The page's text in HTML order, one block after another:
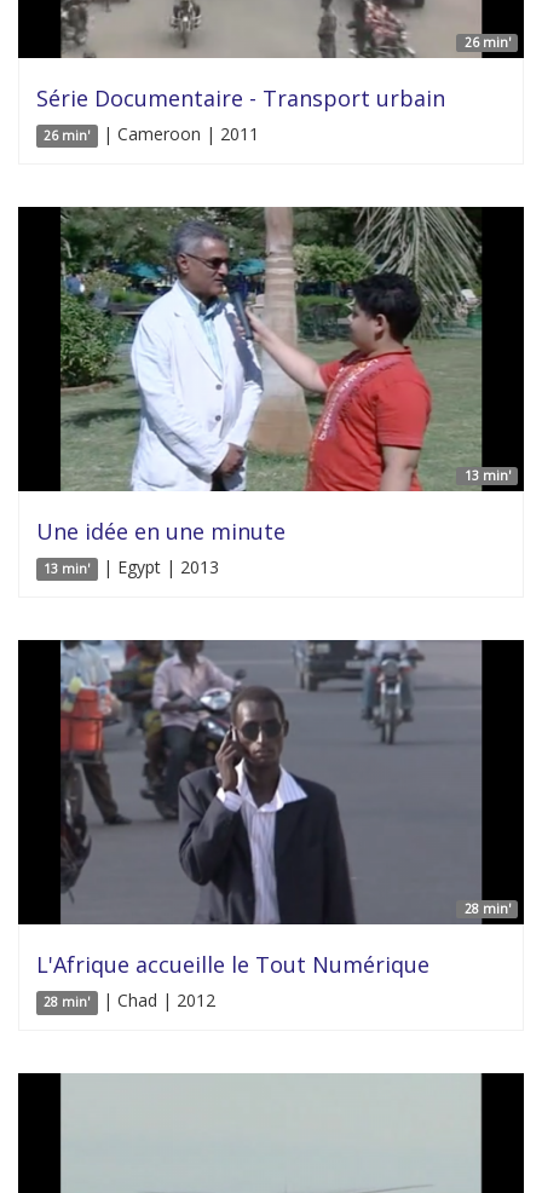
26 min'
Série Documentaire - Transport urbain
26 min' | Cameroon | 2011
13 min'
Une idée en une minute
13 min' | Egypt | 2013
28 min'
L'Afrique accueille le Tout Numérique
28 min' | Chad | 2012